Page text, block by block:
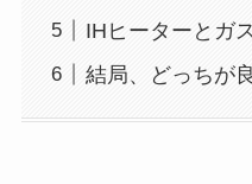
IHヒーターとガ
結局、どっちが